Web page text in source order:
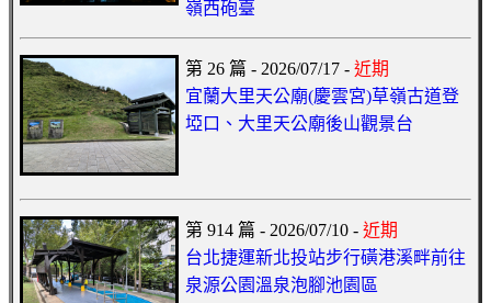
嶺西砲臺
第 26 篇 - 2026/07/17 - 近期
宜蘭大里天公廟(慶雲宮)草嶺古道登
埡口、大里天公廟後山觀景台
第 914 篇 - 2026/07/10 - 近期
台北捷運新北投站步行磺港溪畔前往
泉源公園溫泉泡腳池園區